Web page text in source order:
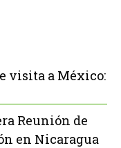
visita a México:
Reunión de
en Nicaragua